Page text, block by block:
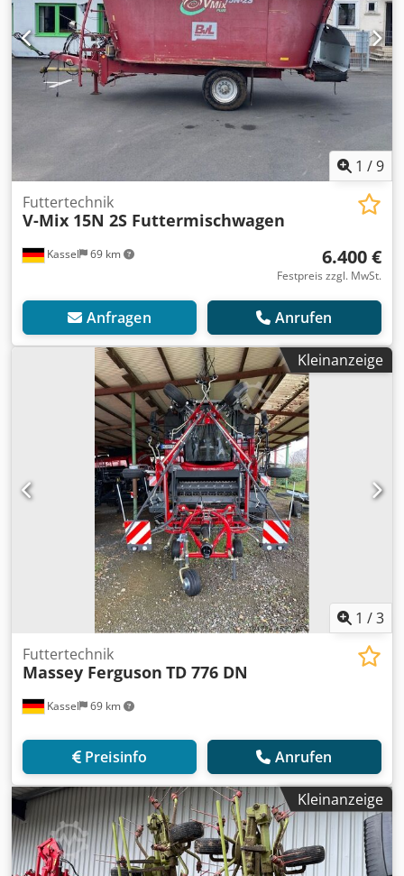
1 /9
Kassel 69 km
Futtertechnik
V-Mix 15N 2S Futtermischwagen
6.400 €
Festpreis zzgl. MwSt.
Anfragen Anrufen
Kleinanzeige
1 /3
Kassel 69 km
Futtertechnik
Massey Ferguson TD 776 DN
Preisinfo Anrufen
Kleinanzeige